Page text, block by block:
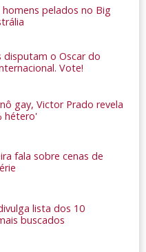
pelados no Big
disputam o Oscar do
Vote!
gay, Victor Prado revela
hétero'
fala sobre cenas de
lista dos 10
buscados